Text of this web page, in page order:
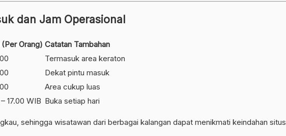
dan Jam Operasional
(Per Orang) Catatan Tambahan
Termasuk area keraton
Dekat pintu masuk
Area cukup luas
17.00 WIB Buka setiap hari
sehingga wisatawan dari berbagai kalangan dapat menikmati keindahan situs